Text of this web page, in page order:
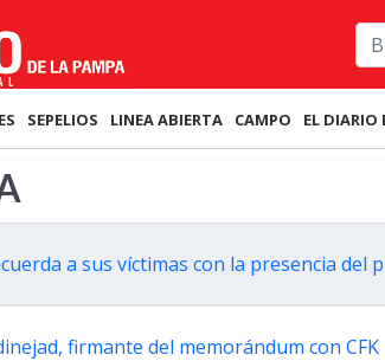
SEPELIOS LINEA ABIERTA CAMPO EL DIARIO
a sus víctimas con la presencia del
firmante del memorándum con CFK